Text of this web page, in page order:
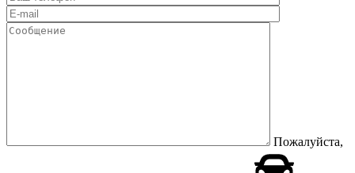
Пожалуйста,